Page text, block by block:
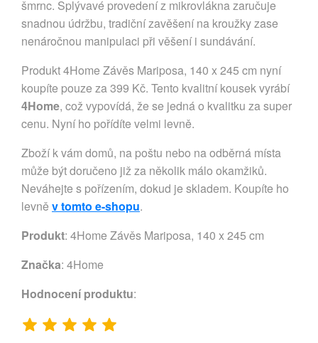
šmrnc. Splývavé provedení z mikrovlákna zaručuje
snadnou údržbu, tradiční zavěšení na kroužky zase
nenáročnou manipulaci při věšení i sundávání.
Produkt 4Home Závěs Mariposa, 140 x 245 cm nyní
koupíte pouze za 399 Kč. Tento kvalitní kousek vyrábí
4Home, což vypovídá, že se jedná o kvalitku za super
cenu. Nyní ho pořídíte velmi levně.
Zboží k vám domů, na poštu nebo na odběrná místa
může být doručeno již za několik málo okamžiků.
Neváhejte s pořízením, dokud je skladem. Koupíte ho
levně v tomto e-shopu.
Produkt: 4Home Závěs Mariposa, 140 x 245 cm
Značka: 4Home
Hodnocení produktu: